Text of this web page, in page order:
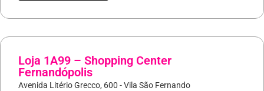
Loja 1A99 – Shopping Center
Fernandópolis
Avenida Litério Grecco, 600 - Vila São Fernando